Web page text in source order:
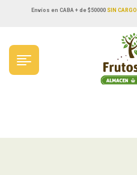
Envíos en CABA + de $50000SIN CARGO